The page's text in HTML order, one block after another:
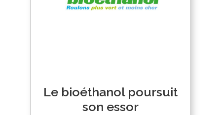
Le bioéthanol poursuit
son essor